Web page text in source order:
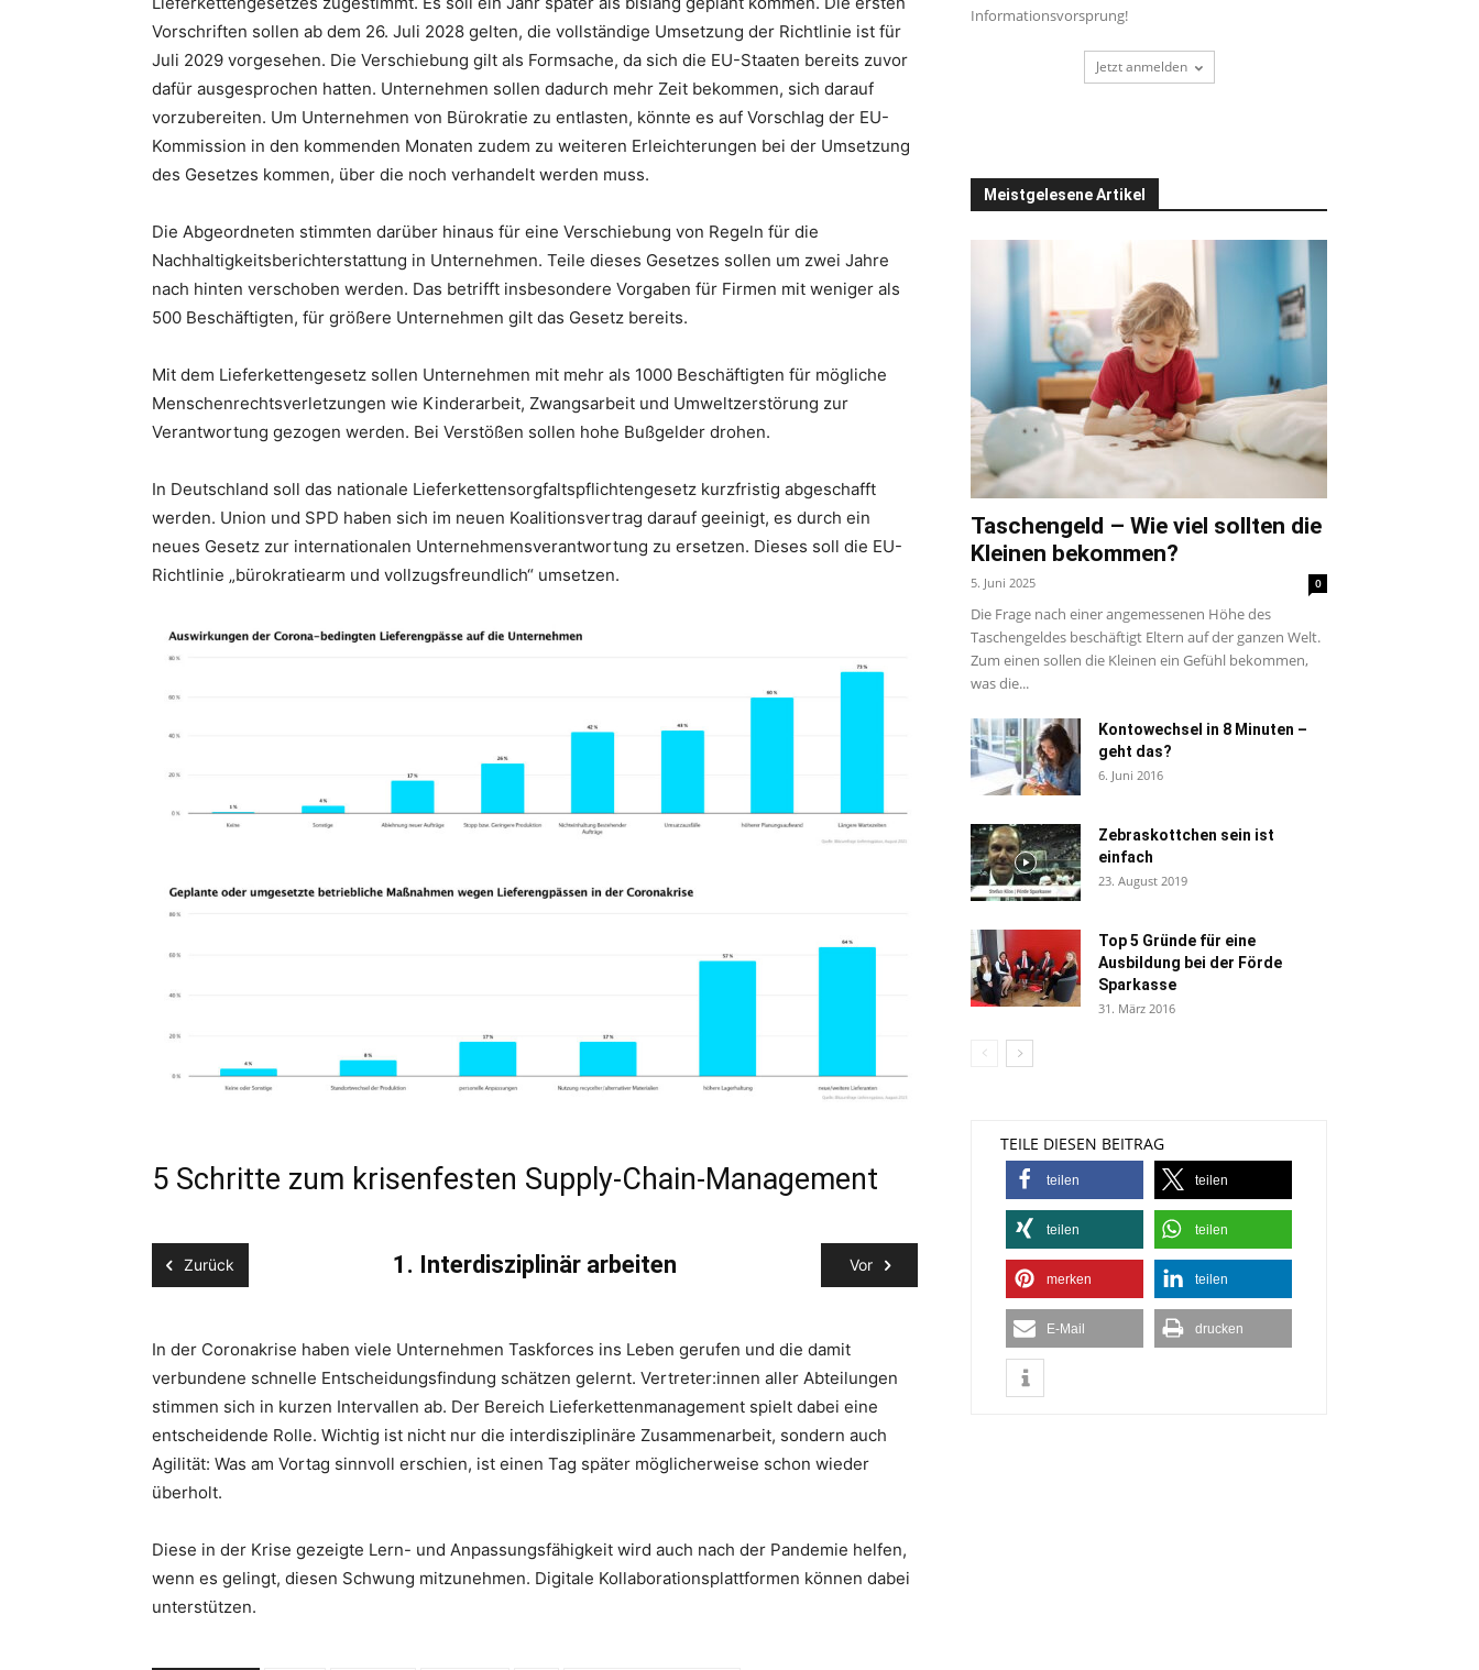
Vorschriften sollen ab dem 26. Juli 2028 gelten, die vollständige Umsetzung der Richtlinie ist für
Juli 2029 vorgesehen. Die Verschiebung gilt als Formsache, da sich die EU-Staaten bereits zuvor
dafür ausgesprochen hatten. Unternehmen sollen dadurch mehr Zeit bekommen, sich darauf
vorzubereiten. Um Unternehmen von Bürokratie zu entlasten, könnte es auf Vorschlag der EU-
Kommission in den kommenden Monaten zudem zu weiteren Erleichterungen bei der Umsetzung
des Gesetzes kommen, über die noch verhandelt werden muss.
Die Abgeordneten stimmten darüber hinaus für eine Verschiebung von Regeln für die
Nachhaltigkeitsberichterstattung in Unternehmen. Teile dieses Gesetzes sollen um zwei Jahre
nach hinten verschoben werden. Das betrifft insbesondere Vorgaben für Firmen mit weniger als
500 Beschäftigten, für größere Unternehmen gilt das Gesetz bereits.
Mit dem Lieferkettengesetz sollen Unternehmen mit mehr als 1000 Beschäftigten für mögliche
Menschenrechtsverletzungen wie Kinderarbeit, Zwangsarbeit und Umweltzerstörung zur
Verantwortung gezogen werden. Bei Verstößen sollen hohe Bußgelder drohen.
In Deutschland soll das nationale Lieferkettensorgfaltspflichtengesetz kurzfristig abgeschafft
werden. Union und SPD haben sich im neuen Koalitionsvertrag darauf geeinigt, es durch ein
neues Gesetz zur internationalen Unternehmensverantwortung zu ersetzen. Dieses soll die EU-
Richtlinie „bürokratiearm und vollzugsfreundlich“ umsetzen.
5 Schritte zum krisenfesten Supply-Chain-Management
Zurück Vor
1. Interdisziplinär arbeiten
In der Coronakrise haben viele Unternehmen Taskforces ins Leben gerufen und die damit
verbundene schnelle Entscheidungsfindung schätzen gelernt. Vertreter:innen aller Abteilungen
stimmen sich in kurzen Intervallen ab. Der Bereich Lieferkettenmanagement spielt dabei eine
entscheidende Rolle. Wichtig ist nicht nur die interdisziplinäre Zusammenarbeit, sondern auch
Agilität: Was am Vortag sinnvoll erschien, ist einen Tag später möglicherweise schon wieder
überholt.
Diese in der Krise gezeigte Lern- und Anpassungsfähigkeit wird auch nach der Pandemie helfen,
wenn es gelingt, diesen Schwung mitzunehmen. Digitale Kollaborationsplattformen können dabei
unterstützen.
2. Transparenz schaffen
Unternehmen sollten ihre Lieferanten für sämtliche Projekte im Blick
Klicks visualisieren können. Oft liegen die Daten aber in
Informationsvorsprung!
Jetzt anmelden
Meistgelesene Artikel
Taschengeld – Wie viel sollten die
Kleinen bekommen?
5. Juni 2025 0
Die Frage nach einer angemessenen Höhe des
Taschengeldes beschäftigt Eltern auf der ganzen Welt.
Zum einen sollen die Kleinen ein Gefühl bekommen,
was die...
Kontowechsel in 8 Minuten –
geht das?
6. Juni 2016
Zebraskottchen sein ist
einfach
23. August 2019
Top 5 Gründe für eine
Ausbildung bei der Förde
Sparkasse
31. März 2016
TEILE DIESEN BEITRAG
teilen teilen
teilen teilen
merken teilen
E-Mail drucken